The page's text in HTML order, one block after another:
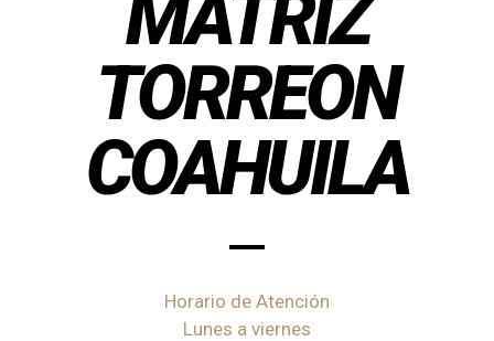
MATRIZ
TORREON
COAHUILA
Horario de Atención
Lunes a viernes